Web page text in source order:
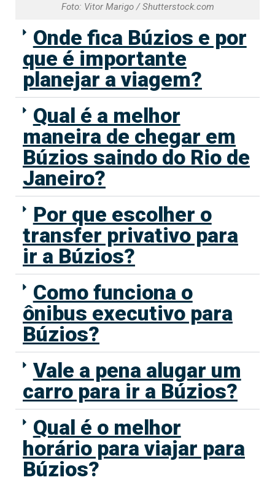
Foto: Vitor Marigo / Shutterstock.com
Onde fica Búzios e por
que é importante
planejar a viagem?
Qual é a melhor
maneira de chegar em
Búzios saindo do Rio de
Janeiro?
Por que escolher o
transfer privativo para
ir a Búzios?
Como funciona o
ônibus executivo para
Búzios?
Vale a pena alugar um
carro para ir a Búzios?
Qual é o melhor
horário para viajar para
Búzios?